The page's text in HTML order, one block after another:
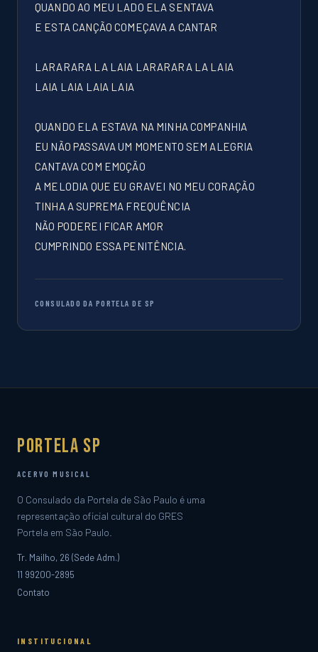
QUANDO AO MEU LADO ELA SENTAVA
E ESTA CANÇÃO COMEÇAVA A CANTAR
LARARARA LA LAIA LARARARA LA LAIA
LAIA LAIA LAIA LAIA
QUANDO ELA ESTAVA NA MINHA COMPANHIA
EU NÃO PASSAVA UM MOMENTO SEM ALEGRIA
CANTAVA COM EMOÇÃO
A MELODIA QUE EU GRAVEI NO MEU CORAÇÃO
TINHA A SUPREMA FREQUÊNCIA
NÃO PODEREI FICAR AMOR
CUMPRINDO ESSA PENITÊNCIA.
CONSULADO DA PORTELA DE SP
Portela SP
ACERVO MUSICAL
O Consulado da Portela de São Paulo é uma
representação oficial cultural do GRES
Portela em São Paulo.
Tr. Mailho, 26 (Sede Adm.)
11 99200-2895
Contato
INSTITUCIONAL